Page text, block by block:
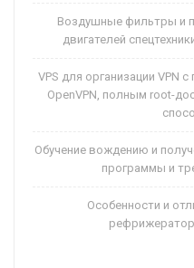
Воздушные фильтры и
двигателей
VPS для организации VPN
OpenVPN, полным root-
Обучение вождению и
программы и
Особенности и